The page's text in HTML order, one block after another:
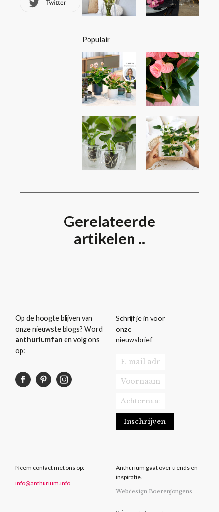
Populair
Gerelateerde
artikelen ..
Op de hoogte blijven van
onze nieuwste blogs? Word
anthuriumfan en volg ons
op:
Schrijf je in voor
onze
nieuwsbrief
Neem contact met ons op:
info@anthurium.info
Anthurium gaat over trends en
inspiratie.
Webdesign Boerenjongens